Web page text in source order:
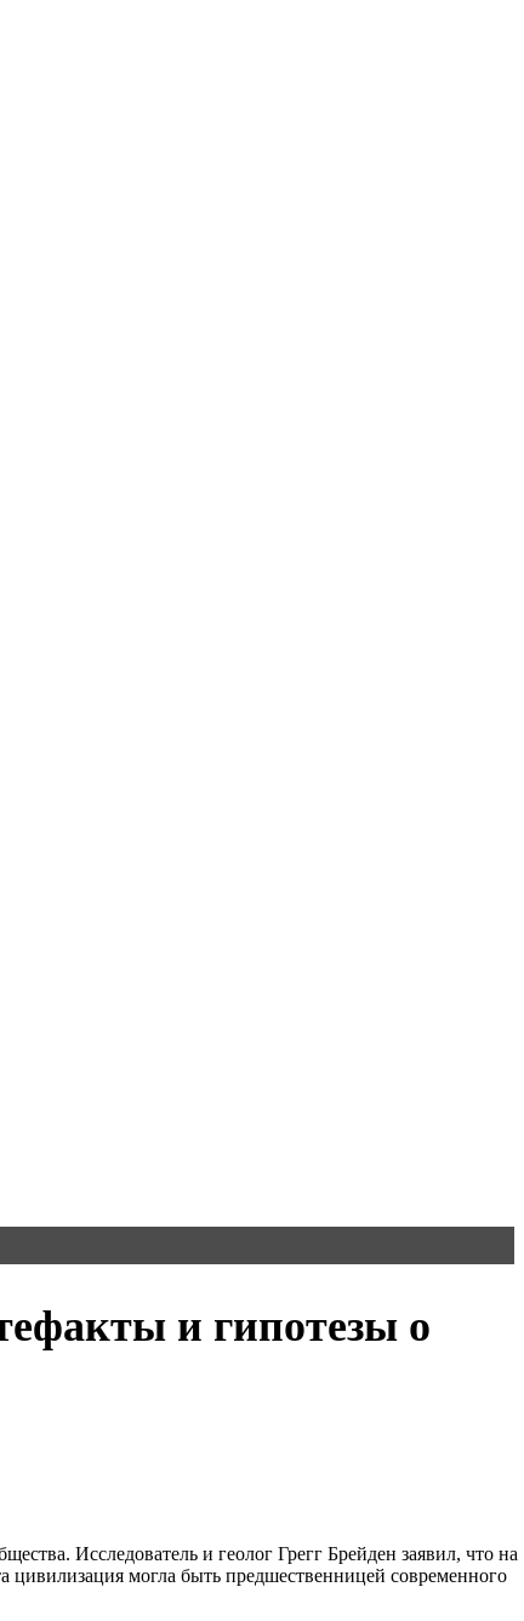
и гипотезы о
Исследователь и геолог Грегг Брейден заявил, что на
цивилизация могла быть предшественницей современного